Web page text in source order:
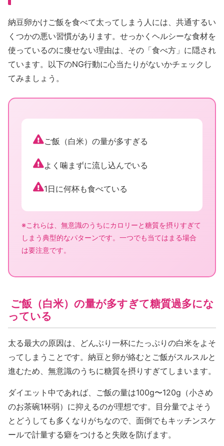
納豆卵かけご飯を食べて太ってしまう人には、共通するい
くつかの悪い習慣があります。せっかくヘルシーな食材を
使っているのに痩せない理由は、その「食べ方」に隠され
ています。以下のNG行動に心当たりがないかチェックし
てみましょう。
ご飯（白米）の量が多すぎる
よく噛まずに流し込んでいる
1日に何杯も食べている
※これらは、無意識のうちにカロリーと糖質を摂りすぎて
しまう典型的なパターンです。一つでも当てはまる場合
は要注意です。
ご飯（白米）の量が多すぎて糖質過多にな
っている
太る最大の原因は、どんぶり一杯にたっぷりの白米をよそ
ってしまうことです。納豆と卵が絡むとご飯がスルスルと
進むため、無意識のうちに糖質を摂りすぎてしまいます。
ダイエット中であれば、ご飯の量は100g〜120g（小さめ
のお茶碗1杯弱）に抑えるのが理想です。目分量でよそう
とどうしても多くなりがちなので、面倒でもキッチンスケ
ールで計量する癖をつけると失敗を防げます。